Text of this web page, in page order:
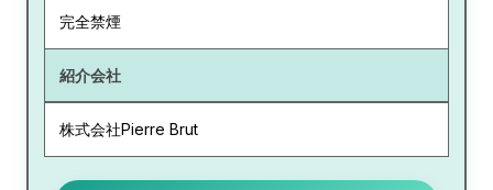
完全禁煙
紹介会社
株式会社Pierre Brut